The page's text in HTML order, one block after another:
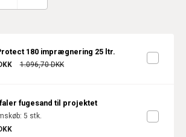
180 imprægnering 25 ltr.
1.096,70 DKK
fugesand til projektet
5 stk.